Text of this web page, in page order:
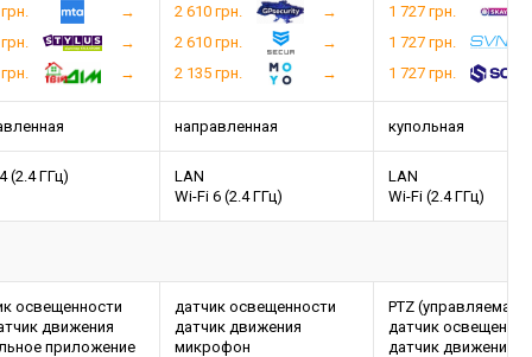
2 610 грн.
2 610 грн.
2 135 грн.
1 727 грн.
1 727 грн.
1 727 грн.
направленная купольная
(2.4 ГГц)
LAN
Wi-Fi 6 (2.4 ГГц)
LAN
Wi-Fi (2.4 ГГц)
освещенности
движения
приложение
датчик освещенности
датчик движения
микрофон
PTZ (управляемая)
датчик
датчик движения